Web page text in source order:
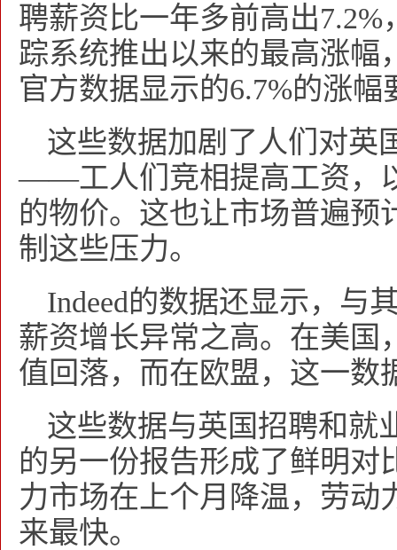
聘薪资比一年多前高出7.2%
踪系统推出以来的最高涨幅
官方数据显示的6.7%的涨幅
这些数据加剧了人们对英
——工人们竞相提高工资，
的物价。这也让市场普遍预
制这些压力。
Indeed的数据还显示，与
薪资增长异常之高。在美国
值回落，而在欧盟，这一数
这些数据与英国招聘和就
的另一份报告形成了鲜明对
力市场在上个月降温，劳动
来最快。